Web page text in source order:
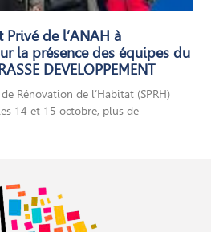
Privé de l’ANAH à
la présence des équipes du
DEVELOPPEMENT
Rénovation de l’Habitat (SPRH)
14 et 15 octobre, plus de